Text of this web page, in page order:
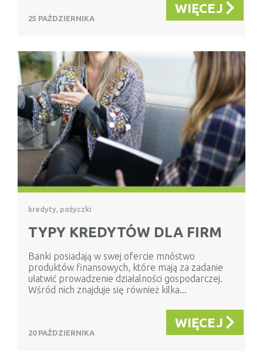
25 PAŹDZIERNIKA
WIĘCEJ
kredyty, pożyczki
TYPY KREDYTÓW DLA FIRM
Banki posiadają w swej ofercie mnóstwo
produktów finansowych, które mają za zadanie
ułatwić prowadzenie działalności gospodarczej.
Wśród nich znajduje się również kilka...
20 PAŹDZIERNIKA
WIĘCEJ